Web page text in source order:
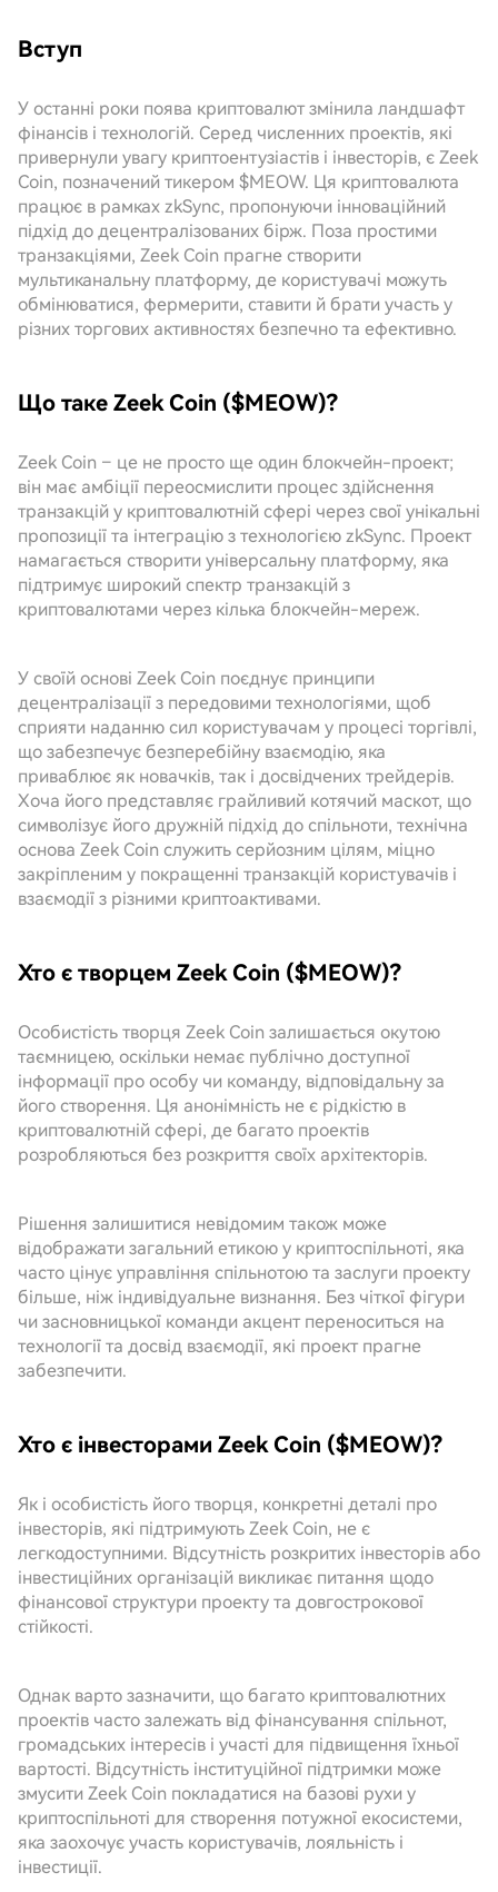
Вступ
У останні роки поява криптовалют змінила ландшафт
фінансів і технологій. Серед численних проектів, які
привернули увагу криптоентузіастів і інвесторів, є Zeek
Coin, позначений тикером $MEOW. Ця криптовалюта
працює в рамках zkSync, пропонуючи інноваційний
підхід до децентралізованих бірж. Поза простими
транзакціями, Zeek Coin прагне створити
мультиканальну платформу, де користувачі можуть
обмінюватися, фермерити, ставити й брати участь у
різних торгових активностях безпечно та ефективно.
Що таке Zeek Coin ($MEOW)?
Zeek Coin – це не просто ще один блокчейн-проект;
він має амбіції переосмислити процес здійснення
транзакцій у криптовалютній сфері через свої унікальні
пропозиції та інтеграцію з технологією zkSync. Проект
намагається створити універсальну платформу, яка
підтримує широкий спектр транзакцій з
криптовалютами через кілька блокчейн-мереж.
У своїй основі Zeek Coin поєднує принципи
децентралізації з передовими технологіями, щоб
сприяти наданню сил користувачам у процесі торгівлі,
що забезпечує безперебійну взаємодію, яка
приваблює як новачків, так і досвідчених трейдерів.
Хоча його представляє грайливий котячий маскот, що
символізує його дружній підхід до спільноти, технічна
основа Zeek Coin служить серйозним цілям, міцно
закріпленим у покращенні транзакцій користувачів і
взаємодії з різними криптоактивами.
Хто є творцем Zeek Coin ($MEOW)?
Особистість творця Zeek Coin залишається окутою
таємницею, оскільки немає публічно доступної
інформації про особу чи команду, відповідальну за
його створення. Ця анонімність не є рідкістю в
криптовалютній сфері, де багато проектів
розробляються без розкриття своїх архітекторів.
Рішення залишитися невідомим також може
відображати загальний етикою у криптоспільноті, яка
часто цінує управління спільнотою та заслуги проекту
більше, ніж індивідуальне визнання. Без чіткої фігури
чи засновницької команди акцент переноситься на
технології та досвід взаємодії, які проект прагне
забезпечити.
Хто є інвесторами Zeek Coin ($MEOW)?
Як і особистість його творця, конкретні деталі про
інвесторів, які підтримують Zeek Coin, не є
легкодоступними. Відсутність розкритих інвесторів або
інвестиційних організацій викликає питання щодо
фінансової структури проекту та довгострокової
стійкості.
Однак варто зазначити, що багато криптовалютних
проектів часто залежать від фінансування спільнот,
громадських інтересів і участі для підвищення їхньої
вартості. Відсутність інституційної підтримки може
змусити Zeek Coin покладатися на базові рухи у
криптоспільноті для створення потужної екосистеми,
яка заохочує участь користувачів, лояльність і
інвестиції.